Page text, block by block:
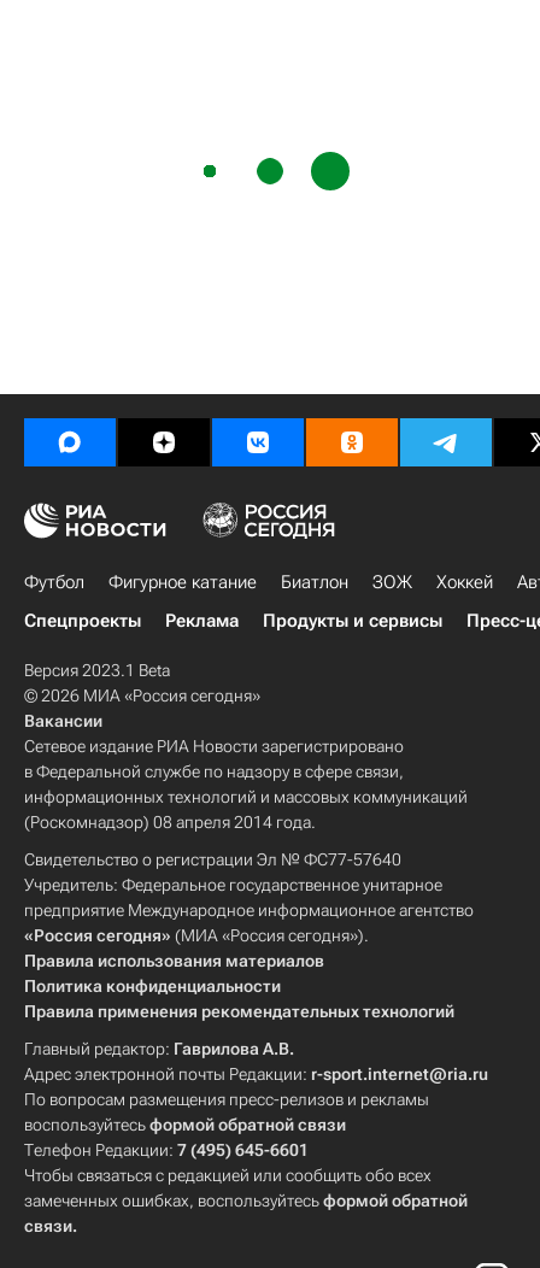
Футбол Фигурное катание Биатлон ЗОЖ Хоккей
Спецпроекты
Реклама Продукты и сервисы Пресс-
Версия 2023.1 Beta
© 2026 МИА «Россия сегодня»
Вакансии
Сетевое издание РИА Новости зарегистрировано
в Федеральной службе по надзору в сфере связи,
информационных технологий и массовых коммуникаций
(Роскомнадзор) 08 апреля 2014 года.
Свидетельство о регистрации Эл № ФС77-57640
Учредитель: Федеральное государственное унитарное
предприятие Международное информационное агентство
«Россия сегодня» (МИА «Россия сегодня»).
Правила использования материалов
Политика конфиденциальности
Правила применения рекомендательных технологий
Главный редактор: Гаврилова А.В.
Адрес электронной почты Редакции: r-sport.internet@ria.ru
По вопросам размещения пресс-релизов и рекламы
воспользуйтесьформой обратной связи
Телефон Редакции: 7 (495) 645-6601
Чтобы связаться с редакцией или сообщить обо всех
замеченных ошибках, воспользуйтесьформой обратной
связи.